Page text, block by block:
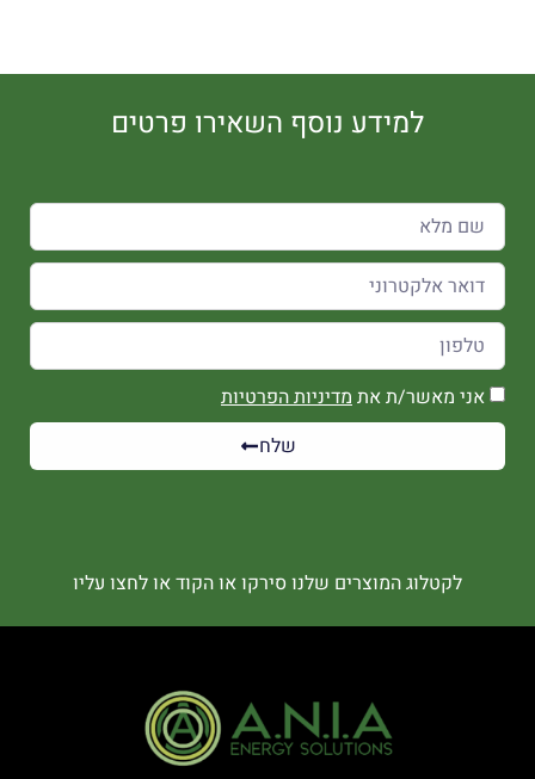
למידע נוסף השאירו פרטים
אני מאשר/ת את מדיניות הפרטיות
שלח
לקטלוג המוצרים שלנו סירקו או הקוד או לחצו עליו